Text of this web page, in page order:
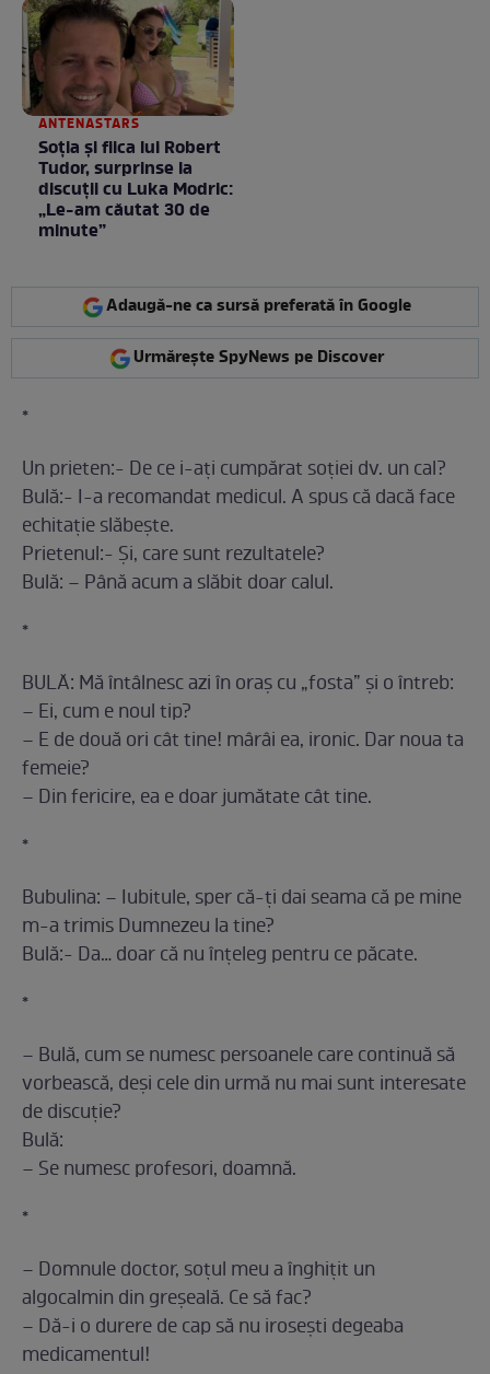
ANTENASTARS
Soția și fiica lui Robert
Tudor, surprinse la
discuții cu Luka Modric:
„Le-am căutat 30 de
minute”
Adaugă-ne ca sursă preferată în Google
Urmărește SpyNews pe Discover
*
Un prieten:- De ce i-ați cumpărat soției dv. un cal?
Bulă:- I-a recomandat medicul. A spus că dacă face
echitație slăbește.
Prietenul:- Și, care sunt rezultatele?
Bulă: – Până acum a slăbit doar calul.
*
BULĂ: Mă întâlnesc azi în oraş cu „fosta” şi o întreb:
– Ei, cum e noul tip?
– E de două ori cât tine! mârâi ea, ironic. Dar noua ta
femeie?
– Din fericire, ea e doar jumătate cât tine.
*
Bubulina: – Iubitule, sper că-ți dai seama că pe mine
m-a trimis Dumnezeu la tine?
Bulă:- Da… doar că nu înțeleg pentru ce păcate.
*
– Bulă, cum se numesc persoanele care continuă să
vorbească, deşi cele din urmă nu mai sunt interesate
de discuţie?
Bulă:
– Se numesc profesori, doamnă.
*
– Domnule doctor, soțul meu a înghițit un
algocalmin din greșeală. Ce să fac?
– Dă-i o durere de cap să nu irosești degeaba
medicamentul!